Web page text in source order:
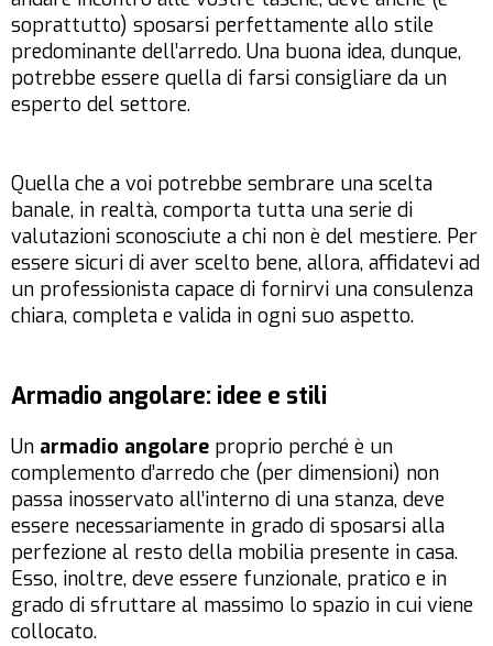
soprattutto) sposarsi perfettamente allo stile
predominante dell’arredo. Una buona idea, dunque,
potrebbe essere quella di farsi consigliare da un
esperto del settore.
Quella che a voi potrebbe sembrare una scelta
banale, in realtà, comporta tutta una serie di
valutazioni sconosciute a chi non è del mestiere. Per
essere sicuri di aver scelto bene, allora, affidatevi ad
un professionista capace di fornirvi una consulenza
chiara, completa e valida in ogni suo aspetto.
Armadio angolare: idee e stili
Un armadio angolare proprio perché è un
complemento d’arredo che (per dimensioni) non
passa inosservato all’interno di una stanza, deve
essere necessariamente in grado di sposarsi alla
perfezione al resto della mobilia presente in casa.
Esso, inoltre, deve essere funzionale, pratico e in
grado di sfruttare al massimo lo spazio in cui viene
collocato.